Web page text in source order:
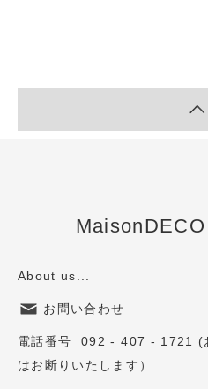
About us...
お問い合わせ
電話番号 092 - 407 - 1721 (
はお断りいたします）